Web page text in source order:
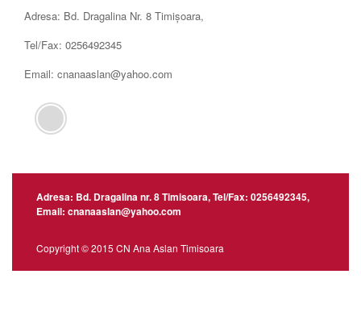
Adresa: Bd. Dragalina Nr. 8 Timișoara,
Tel/Fax: 0256492345
Email: cnanaaslan@yahoo.com
Adresa: Bd. Dragalina nr. 8 Timisoara, Tel/Fax: 0256492345,
Email: cnanaaslan@yahoo.com
Copyright © 2015 CN Ana Aslan Timisoara